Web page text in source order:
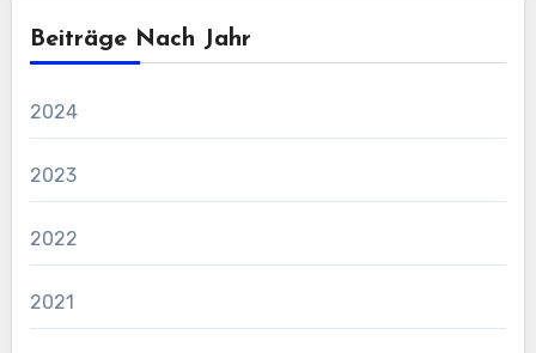
Beiträge Nach Jahr
2024
2023
2022
2021